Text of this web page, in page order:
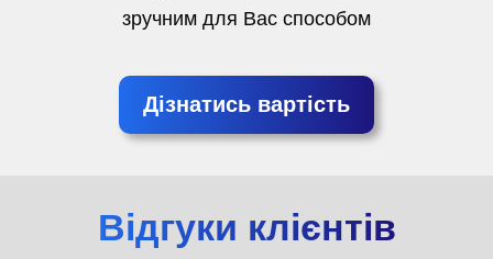
зручним для Вас способом
Дізнатись вартість
Відгуки клієнтів